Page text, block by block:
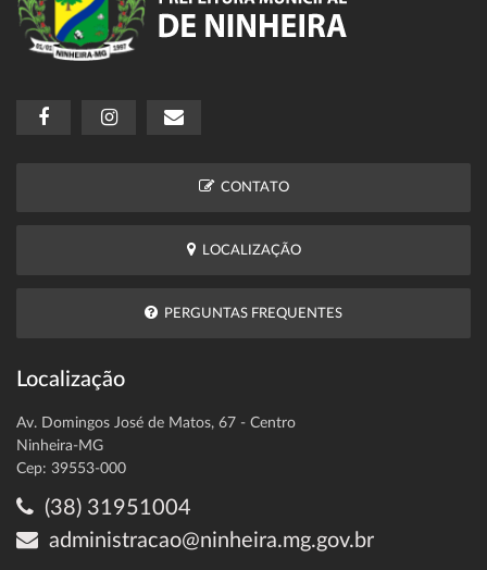
CONTATO
LOCALIZAÇÃO
PERGUNTAS FREQUENTES
Localização
Av. Domingos José de Matos, 67 - Centro
Ninheira-MG
Cep: 39553-000
(38) 31951004
administracao@ninheira.mg.gov.br